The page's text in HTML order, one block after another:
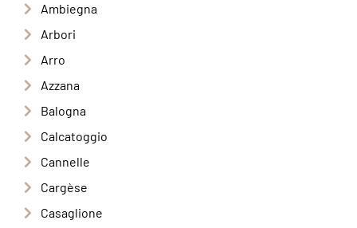
Ambiegna
Arbori
Arro
Azzana
Balogna
Calcatoggio
Cannelle
Cargèse
Casaglione